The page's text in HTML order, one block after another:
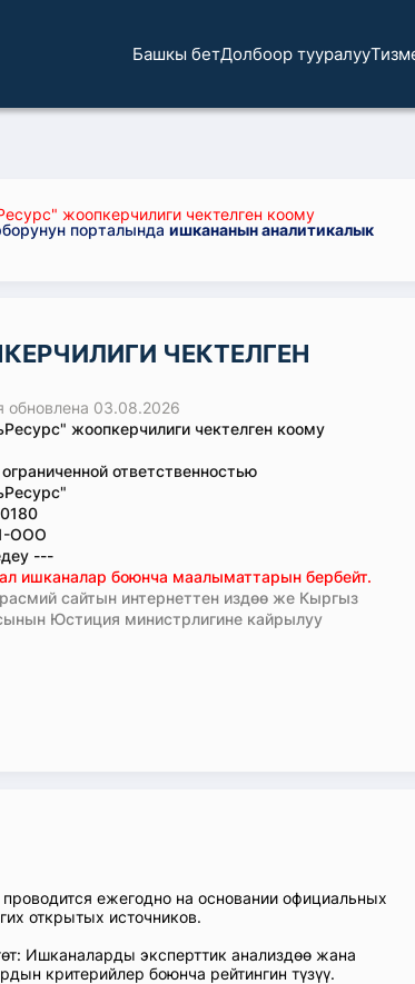
Башкы бетДолбоор тууралуу
жоопкерчилиги чектелген коому
порталында ишкананын аналитикалык
ЧЕКТЕЛГЕН
03.08.2026
жоопкерчилиги чектелген коому
ответственностью
ООО
---
ишканалар боюнча маалыматтарын бербейт.
сайтын интернеттен издөө же Кыргыз
Юстиция министрлигине кайрылуу
ежегодно на основании официальных
открытых источников.
Ишканаларды эксперттик анализдөө жана
критерийлер боюнча рейтингин түзүү.